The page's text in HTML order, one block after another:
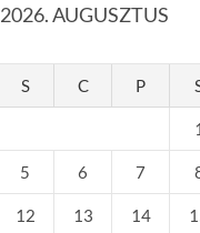
2026. AUGUSZTUS
S C P
1
5 6 7
12 13 14